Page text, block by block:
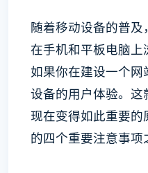
随着移动设备的普
在手机和平板电脑上
如果你在建设一个
设备的用户体验。
现在变得如此重要的
的四个重要注意事项